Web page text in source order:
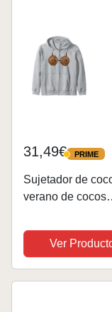
31,49€ PRIME
PRIME
Sujetador de
verano de cocos
Sudadera con
Capucha
Ver